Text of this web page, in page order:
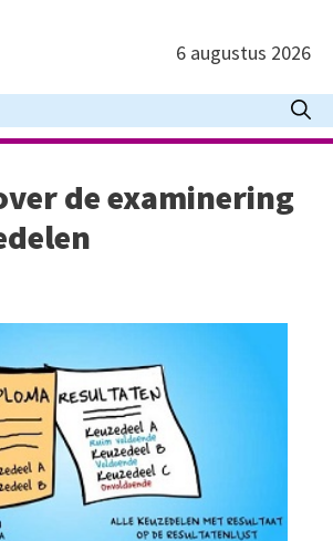
6 augustus 2026
de examinering